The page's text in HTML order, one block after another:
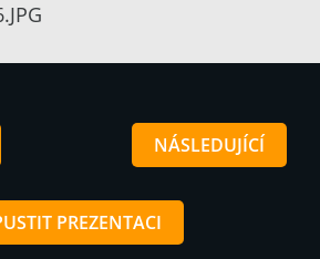
NÁSLEDUJÍCÍ
PREZENTACI